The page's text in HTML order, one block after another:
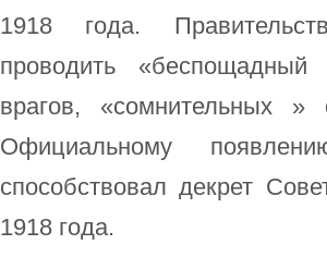
1918 года.
проводить
врагов, «сомнительных »
Официальному
способствовал декрет
1918 года.